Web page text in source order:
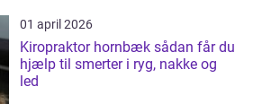
01 april 2026
Kiropraktor hornbæk sådan får du
hjælp til smerter i ryg, nakke og
led